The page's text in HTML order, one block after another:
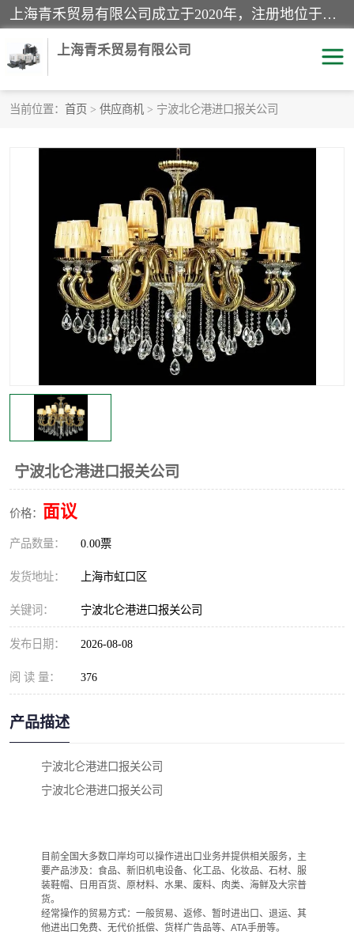
上海青禾贸易有限公司成立于2020年，注册地位于上海市宝山区。经营范围包括：机械设备、五金制品、劳防用品、电子产品、塑胶制品、家具、模具、纺织品、仪器仪表、建筑材料、装饰材料、化工产品、金属制品、机车配件等货物进出口报关、清关服务。
上海青禾贸易有限公司
当前位置： 首页 > 供应商机 > 宁波北仑港进口报关公司
宁波北仑港进口报关公司
价格： 面议
产品数量： 0.00票
发货地址： 上海市虹口区
关键词： 宁波北仑港进口报关公司
发布日期： 2026-08-08
阅 读 量： 376
产品描述
宁波北仑港进口报关公司
宁波北仑港进口报关公司
目前全国大多数口岸均可以操作进出口业务并提供相关服务，主
要产品涉及：食品、新旧机电设备、化工品、化妆品、石材、服
装鞋帽、日用百货、原材料、水果、废料、肉类、海鲜及大宗普
货。
经常操作的贸易方式：一般贸易、返修、暂时进出口、退运、其
他进出口免费、无代价抵偿、货样广告品等、ATA手册等。
服装进口清关
进口杂货清关
家用电器报关 机床进口清关
国际灯具清关